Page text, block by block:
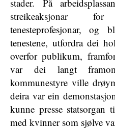
stader. På
streikeaksjonar
tenesteprofesjonar, og
tenestene, utfordra dei
overfor publikum,
var dei langt
kommunestyre ville
deira var ein
kunne presse statsorgan
med kvinner som sjølve